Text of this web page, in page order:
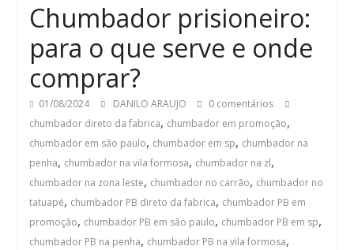
Chumbador prisioneiro:
para o que serve e onde
comprar?
01/08/2024 DANILO ARAUJO
0 comentários
chumbador direto da fabrica, chumbador em promoção,
chumbador em são paulo, chumbador em sp, chumbador na
penha, chumbador na vila formosa, chumbador na zl,
chumbador na zona leste, chumbador no carrão, chumbador no
tatuapé, chumbador PB direto da fabrica, chumbador PB em
promoção, chumbador PB em são paulo, chumbador PB em sp,
chumbador PB na penha, chumbador PB na vila formosa,